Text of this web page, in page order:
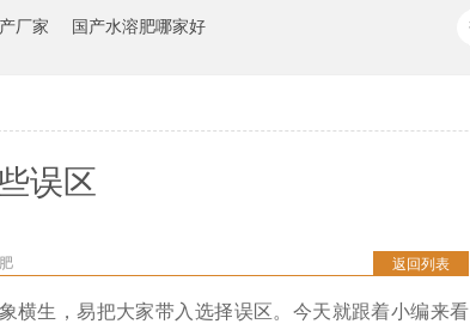
厂家 国产水溶肥哪家好
误区
返回列表
横生，易把大家带入选择误区。今天就跟着小编来看